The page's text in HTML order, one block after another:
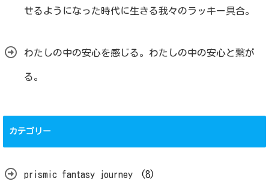
せるようになった時代に生きる我々のラッキー具合。
わたしの中の安心を感じる。わたしの中の安心と繋が
る。
カテゴリー
prismic fantasy journey (8)